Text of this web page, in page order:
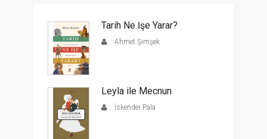
Tarih Ne İşe Yarar?
Ahmet Şimşek
Leyla ile Mecnun
İskender Pala